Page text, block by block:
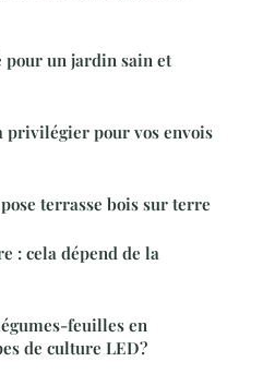
pour un jardin sain et
privilégier pour vos envois
terrasse bois sur terre
: cela dépend de la
feuilles en
de culture LED?